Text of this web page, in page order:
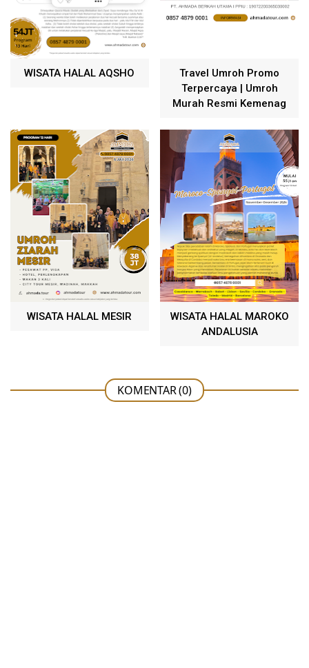
WISATA HALAL AQSHO
Travel Umroh Promo
Terpercaya | Umroh
Murah Resmi Kemenag
WISATA HALAL MESIR
WISATA HALAL MAROKO
ANDALUSIA
KOMENTAR (0)